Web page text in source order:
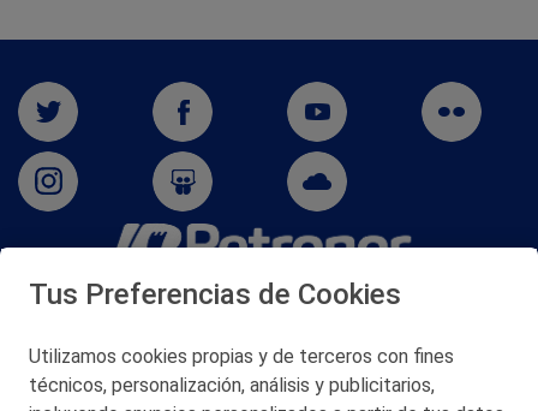
San Martín 5-Edificio Muñatones,
© 2026 Petronor S.A.
Tus Preferencias de Cookies
Utilizamos cookies propias y de terceros con fines
técnicos, personalización, análisis y publicitarios,